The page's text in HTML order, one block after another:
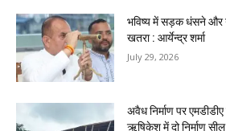
भविष्य में सड़क धंसने और
खतरा : आर्येन्द्र शर्मा
July 29, 2026
अवैध निर्माण पर
ऋषिकेश में दो निर्माण सील